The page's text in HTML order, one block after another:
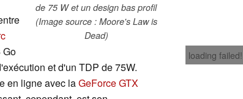
de 75 W et un design bas profil
(Image source : Moore's Law is
Dead)
loading failed!
Go
et d'un TDP de 75W.
en ligne avec laGeForce GTX